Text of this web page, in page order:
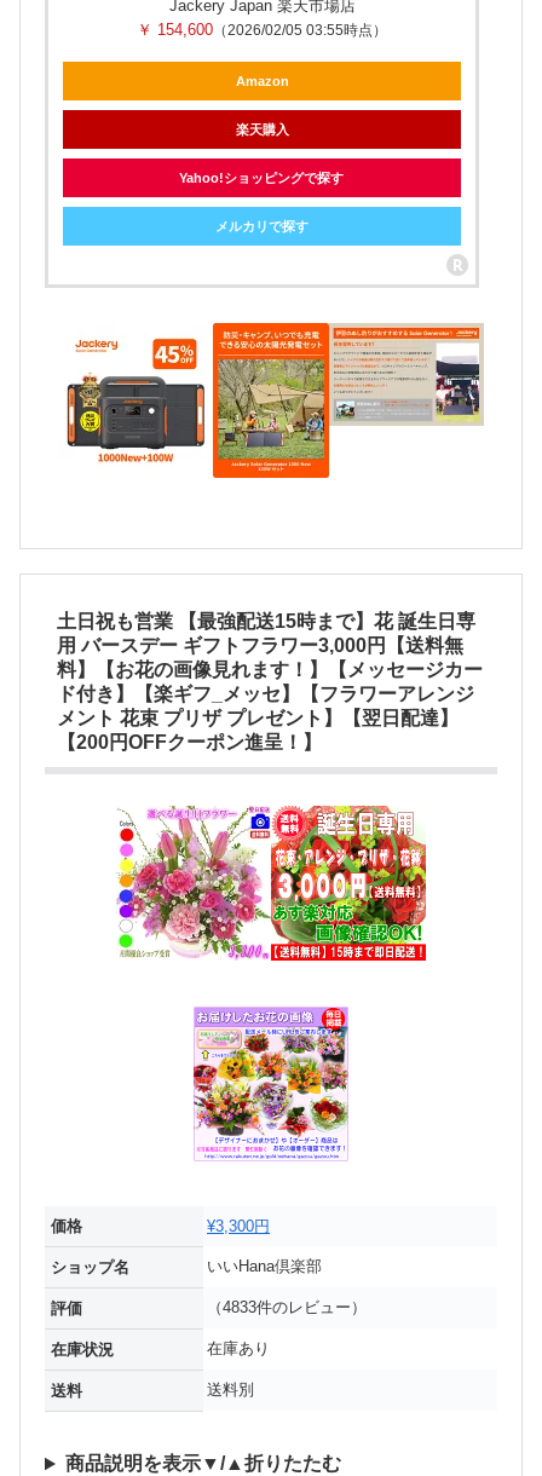
Jackery Japan 楽天市場店
￥ 154,600 （2026/02/05 03:55時点）
Amazon
楽天購入
Yahoo!ショッピングで探す
メルカリで探す
土日祝も営業 【最強配送15時まで】花 誕生日専
用 バースデー ギフトフラワー3,000円【送料無
料】【お花の画像見れます！】【メッセージカー
ド付き】【楽ギフ_メッセ】【フラワーアレンジ
メント 花束 プリザ プレゼント】【翌日配達】
【200円OFFクーポン進呈！】
価格 ¥3,300円
ショップ名 いいHana倶楽部
評価 （4833件のレビュー）
在庫状況 在庫あり
送料 送料別
商品説明を表示▼/▲折りたたむ